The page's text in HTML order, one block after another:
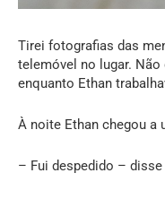
Tirei fotografias das
telemóvel no lugar.
enquanto Ethan
À noite Ethan chegou a
– Fui despedido –